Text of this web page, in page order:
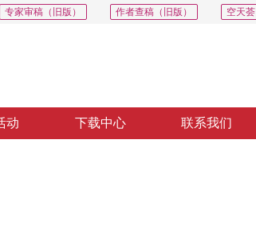
空天荟
作者查稿（旧版）
专家审稿（旧版）
动 下载中心 联系我们